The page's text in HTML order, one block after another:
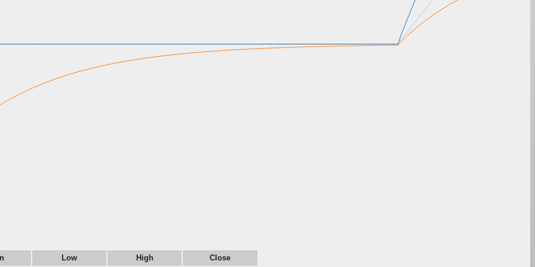
Low High
Close